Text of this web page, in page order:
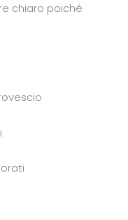
chiaro poiché